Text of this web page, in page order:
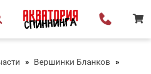
Вершинки Бланков